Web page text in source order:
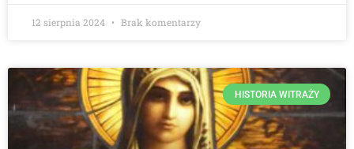
12 sierpnia 2024 Brak komentarzy
HISTORIA WITRAŻY